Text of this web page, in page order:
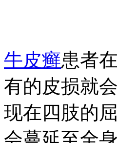
牛皮癣患者
有的皮损就
现在四肢的
会蔓延至全身